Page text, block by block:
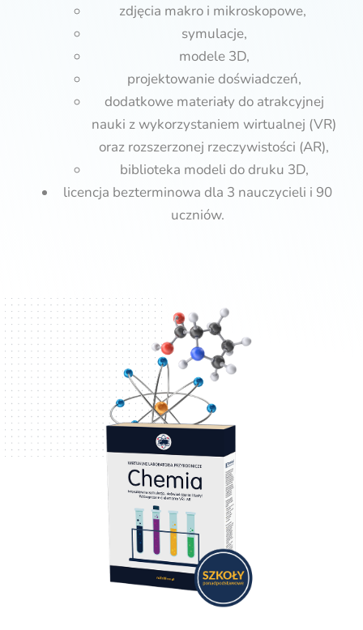
zdjęcia makro i mikroskopowe,
symulacje,
modele 3D,
projektowanie doświadczeń,
dodatkowe materiały do atrakcyjnej
nauki z wykorzystaniem wirtualnej (VR)
oraz rozszerzonej rzeczywistości (AR),
biblioteka modeli do druku 3D,
licencja bezterminowa dla 3 nauczycieli i 90
uczniów.